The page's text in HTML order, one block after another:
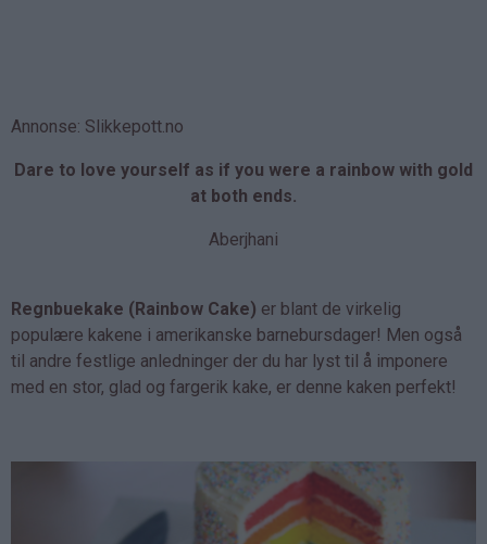
Annonse: Slikkepott.no
Dare to love yourself as if you were a rainbow with gold
at both ends.
Aberjhani
Regnbuekake (Rainbow Cake) er blant de virkelig
populære kakene i amerikanske barnebursdager! Men også
til andre festlige anledninger der du har lyst til å imponere
med en stor, glad og fargerik kake, er denne kaken perfekt!